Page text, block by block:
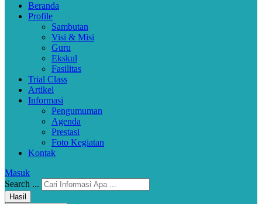
Beranda
Profile
Sambutan
Visi & Misi
Guru
Ekskul
Fasilitas
Trial Class
Artikel
Informasi
Pengumuman
Agenda
Prestasi
Foto Kegiatan
Kontak
Masuk
Search ...
Hasil